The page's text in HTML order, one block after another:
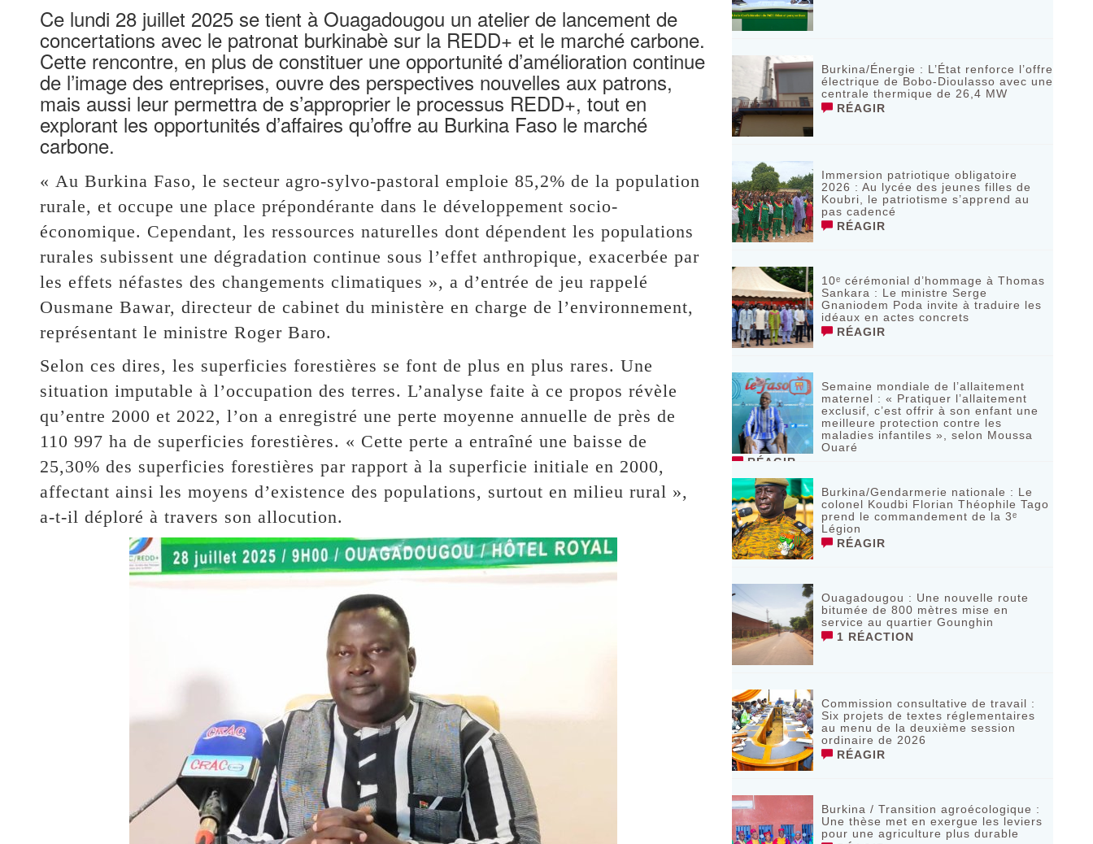
Ce lundi 28 juillet 2025 se tient à Ouagadougou un atelier de lancement de
concertations avec le patronat burkinabè sur la REDD+ et le marché carbone.
Cette rencontre, en plus de constituer une opportunité d’amélioration continue
de l’image des entreprises, ouvre des perspectives nouvelles aux patrons,
mais aussi leur permettra de s’approprier le processus REDD+, tout en
explorant les opportunités d’affaires qu’offre au Burkina Faso le marché
carbone.
« Au Burkina Faso, le secteur agro-sylvo-pastoral emploie 85,2% de la population
rurale, et occupe une place prépondérante dans le développement socio-
économique. Cependant, les ressources naturelles dont dépendent les populations
rurales subissent une dégradation continue sous l’effet anthropique, exacerbée par
les effets néfastes des changements climatiques », a d’entrée de jeu rappelé
Ousmane Bawar, directeur de cabinet du ministère en charge de l’environnement,
représentant le ministre Roger Baro.
Selon ces dires, les superficies forestières se font de plus en plus rares. Une
situation imputable à l’occupation des terres. L’analyse faite à ce propos révèle
qu’entre 2000 et 2022, l’on a enregistré une perte moyenne annuelle de près de
110 997 ha de superficies forestières. « Cette perte a entraîné une baisse de
25,30% des superficies forestières par rapport à la superficie initiale en 2000,
affectant ainsi les moyens d’existence des populations, surtout en milieu rural »,
a-t-il déploré à travers son allocution.
Burkina/Énergie : L’État renforce l’offre
électrique de Bobo-Dioulasso avec une
centrale thermique de 26,4 MW
RÉAGIR
Immersion patriotique obligatoire
2026 : Au lycée des jeunes filles de
Koubri, le patriotisme s’apprend au
pas cadencé
RÉAGIR
10ᵉ cérémonial d’hommage à Thomas
Sankara : Le ministre Serge
Gnaniodem Poda invite à traduire les
idéaux en actes concrets
RÉAGIR
Semaine mondiale de l’allaitement
maternel : « Pratiquer l’allaitement
exclusif, c’est offrir à son enfant une
meilleure protection contre les
maladies infantiles », selon Moussa
Ouaré
RÉAGIR
Burkina/Gendarmerie nationale : Le
colonel Koudbi Florian Théophile Tago
prend le commandement de la 3ᵉ
Légion
RÉAGIR
Ouagadougou : Une nouvelle route
bitumée de 800 mètres mise en
service au quartier Gounghin
1 RÉACTION
Commission consultative de travail :
Six projets de textes réglementaires
au menu de la deuxième session
ordinaire de 2026
RÉAGIR
Burkina / Transition agroécologique :
Une thèse met en exergue les leviers
pour une agriculture plus durable